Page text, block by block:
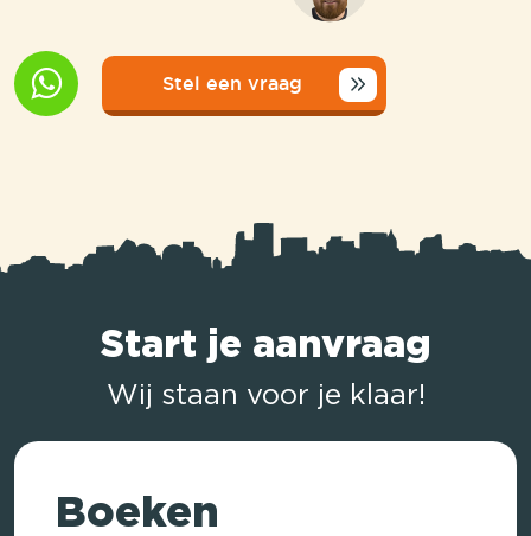
Stel een vraag
Start je aanvraag
Wij staan voor je klaar!
Boeken